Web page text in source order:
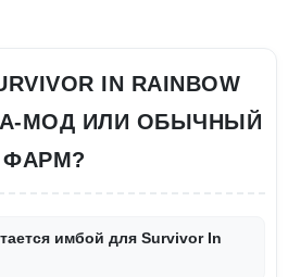
IN RAINBOW
МОД ИЛИ ОБЫЧНЫЙ
ФАРМ?
имбой для Survivor In